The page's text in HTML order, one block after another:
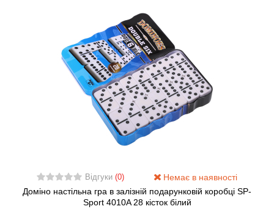
Відгуки(0)
Немає в наявності
Доміно настільна гра в залізній подарунковій коробці SP-
Sport 4010A 28 кісток білий